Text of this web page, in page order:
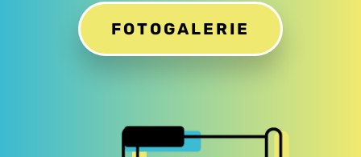
FOTOGALERIE